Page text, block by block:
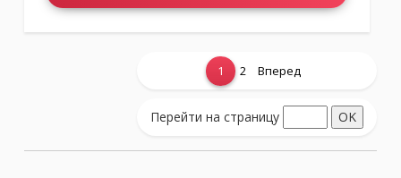
Показать еще...
1 2 Вперед
Перейти на страницу